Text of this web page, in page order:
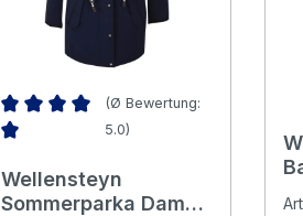
Durchschnittliche Bewertung von 5 von
(Ø Bewertung:
5.0)
Wellensteyn
Sommerparka Damen